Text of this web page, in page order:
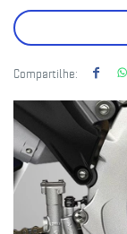
Compartilhe: